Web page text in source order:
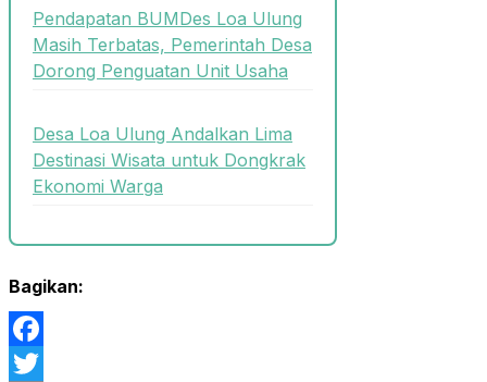
Pendapatan BUMDes Loa Ulung
Masih Terbatas, Pemerintah Desa
Dorong Penguatan Unit Usaha
Desa Loa Ulung Andalkan Lima
Destinasi Wisata untuk Dongkrak
Ekonomi Warga
Bagikan:
Facebook